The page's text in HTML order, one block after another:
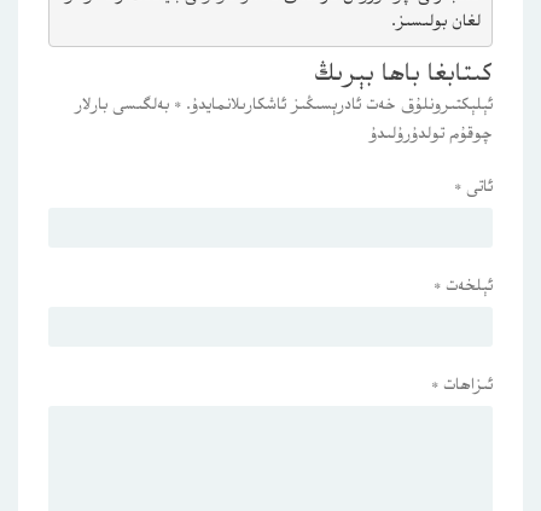
لغان بولىسىز.
كىتابغا باھا بېرىڭ
ئېلېكتىرونلۇق خەت ئادرېسىڭىز ئاشكارىلانمايدۇ. * بەلگىسى بارلار
چوقۇم تولدۇرۇلىدۇ
ئاتى *
ئېلخەت *
ئىزاھات *